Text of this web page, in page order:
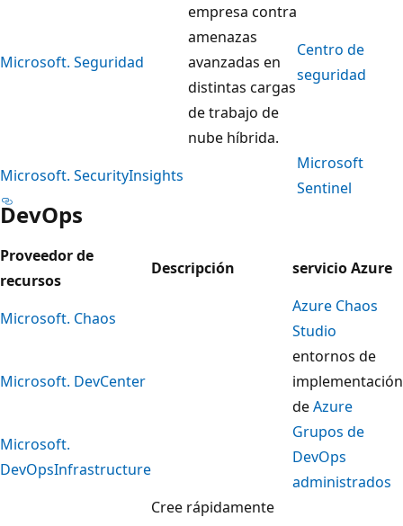
Microsoft. Seguridad
empresa contra
amenazas
avanzadas en
distintas cargas
de trabajo de
nube híbrida.
Centro de
seguridad
Microsoft. SecurityInsights
Microsoft
Sentinel
DevOps
Proveedor de
recursos
Descripción servicio Azure
Microsoft. Chaos
Azure Chaos
Studio
Microsoft. DevCenter
entornos de
implementación
deAzure
Microsoft.
DevOpsInfrastructure
Grupos de
DevOps
administrados
Cree rápidamente